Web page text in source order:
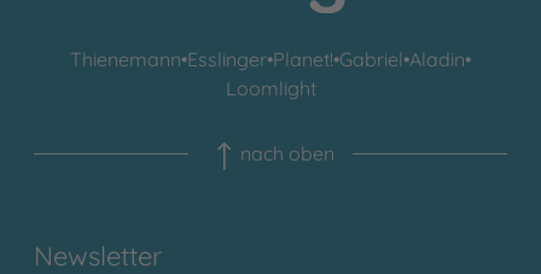
Thienemann•Esslinger•Planet!•Gabriel•Aladin•
Loomlight
nach oben
Newsletter